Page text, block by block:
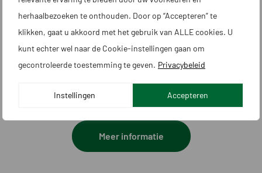
herhaalbezoeken te onthouden. Door op “Accepteren” te
klikken, gaat u akkoord met het gebruik van ALLE cookies. U
kunt echter wel naar de Cookie-instellingen gaan om
gecontroleerde toestemming te geven. Privacybeleid
Instellingen Accepteren
Max. niveauverschil in werkgebied -
%
40
Max. niveauverschil bij grensdraad -
%
15
Maximale maaitijd per dag in uren 10
Voorkomen van maaien in
Meer informatie